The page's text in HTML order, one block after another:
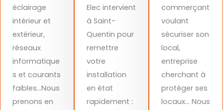
éclairage
intérieur et
extérieur,
réseaux
informatique
s et courants
faibles…Nous
prenons en
Elec intervient
à Saint-
Quentin pour
remettre
votre
installation
en état
rapidement :
commerçant
voulant
sécuriser son
local,
entreprise
cherchant à
protéger ses
locaux… Nous